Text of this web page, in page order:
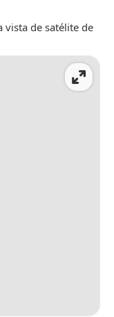
vista de satélite de